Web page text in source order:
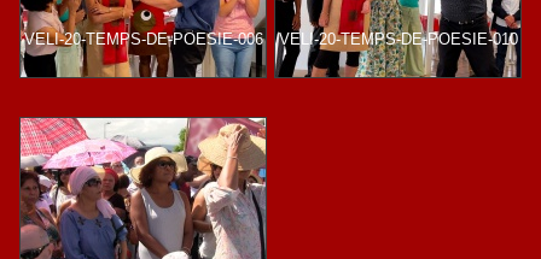
VELI-20-TEMPS-DE-POESIE-006 VELI-20-TEMPS-DE-POESIE-010